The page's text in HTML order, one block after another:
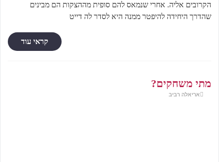
הקרובים אליה. אחרי שנמאס להם סופית מההצקות הם מבינים
שהדרך היחידה להיפטר ממנה היא לסדר לה דייט
קראי עוד
מתי משחקים?
אריאלה רביב